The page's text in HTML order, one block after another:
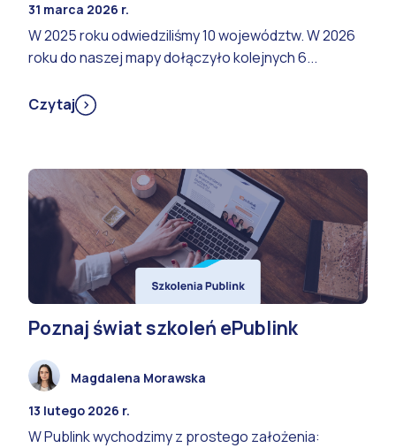
31 marca 2026 r.
W 2025 roku odwiedziliśmy 10 województw. W 2026
roku do naszej mapy dołączyło kolejnych 6...
Czytaj
Poznaj świat szkoleń ePublink
Magdalena Morawska
13 lutego 2026 r.
W Publink wychodzimy z prostego założenia: